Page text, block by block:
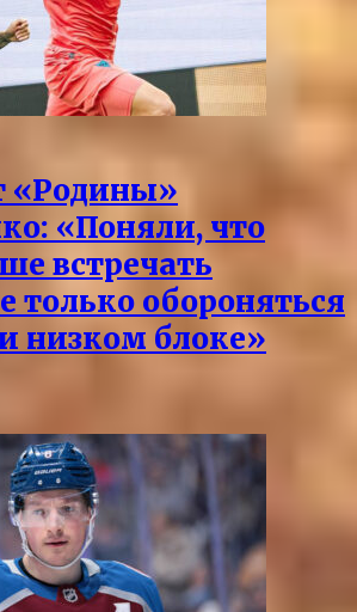
«Родины»
«Поняли, что
встречать
только обороняться
низком блоке»